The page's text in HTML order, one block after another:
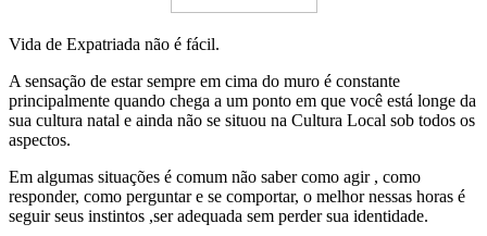
Vida de Expatriada não é fácil.
A sensação de estar sempre em cima do muro é constante
principalmente quando chega a um ponto em que você está longe da
sua cultura natal e ainda não se situou na Cultura Local sob todos os
aspectos.
Em algumas situações é comum não saber como agir , como
responder, como perguntar e se comportar, o melhor nessas horas é
seguir seus instintos ,ser adequada sem perder sua identidade.